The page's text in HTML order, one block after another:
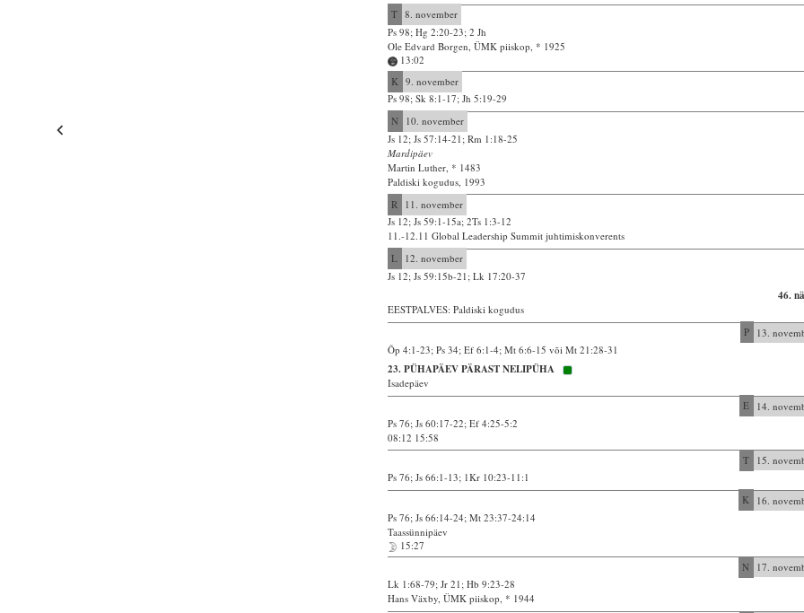
T 8. november
Ps 98; Hg 2:20-23; 2 Jh
Ole Edvard Borgen, ÜMK piiskop, * 1925
13:02
K 9. november
Ps 98; Sk 8:1-17; Jh 5:19-29
N
10. november
Js 12; Js 57:14-21; Rm 1:18-25
Mardipäev
Martin Luther, * 1483
Paldiski kogudus, 1993
R
11. november
Js 12; Js 59:1-15a; 2Ts 1:3-12
11.-12.11 Global Leadership Summit juhtimiskonverents
L
12. november
Js 12; Js 59:15b-21; Lk 17:20-37
46.
EESTPALVES: Paldiski kogudus
P
13.
Õp 4:1-23; Ps 34; Ef 6:1-4; Mt 6:6-15 või Mt 21:28-31
23. PÜHAPÄEV PÄRAST NELIPÜHA
Isadepäev
E
14.
Ps 76; Js 60:17-22; Ef 4:25-5:2
08:12 15:58
T
15.
Ps 76; Js 66:1-13; 1Kr 10:23-11:1
K
16.
Ps 76; Js 66:14-24; Mt 23:37-24:14
Taassünnipäev
15:27
N
17.
Lk 1:68-79; Jr 21; Hb 9:23-28
Hans Växby, ÜMK piiskop, * 1944